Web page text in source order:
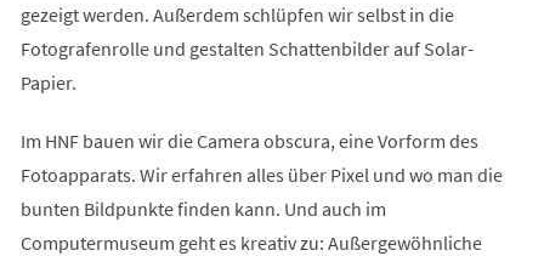
gezeigt werden. Außerdem schlüpfen wir selbst in die
Fotografenrolle und gestalten Schattenbilder auf Solar-
Papier.
Im HNF bauen wir die Camera obscura, eine Vorform des
Fotoapparats. Wir erfahren alles über Pixel und wo man die
bunten Bildpunkte finden kann. Und auch im
Computermuseum geht es kreativ zu: Außergewöhnliche